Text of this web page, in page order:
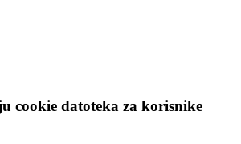
cookie datoteka za korisnike